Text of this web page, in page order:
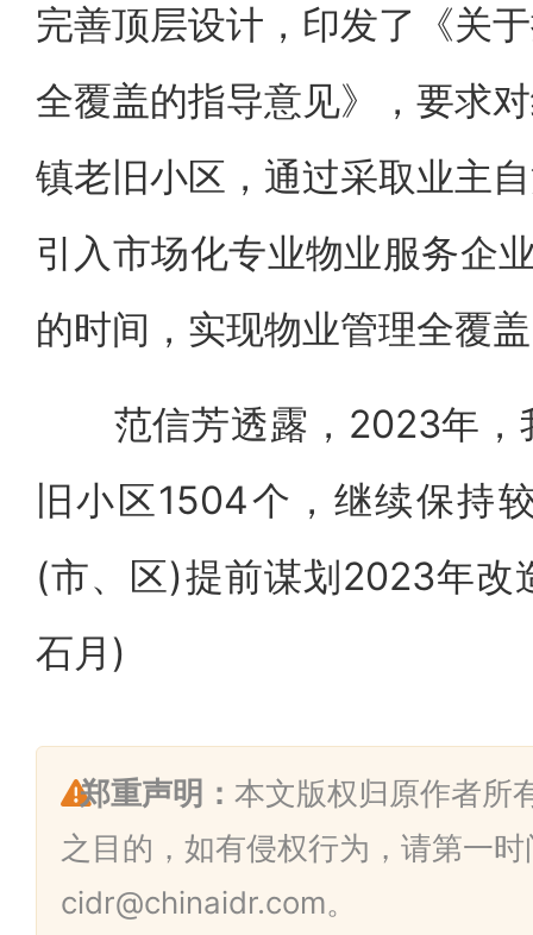
完善顶层设计，印发了《关
全覆盖的指导意见》，要求
镇老旧小区，通过采取业主
引入市场化专业物业服务企
的时间，实现物业管理全覆
范信芳透露，2023年，
旧小区1504个，继续保持
(市、区)提前谋划2023年
石月)
郑重声明： 本文版权归原作者所
之目的，如有侵权行为，请第一
cidr@chinaidr.com。